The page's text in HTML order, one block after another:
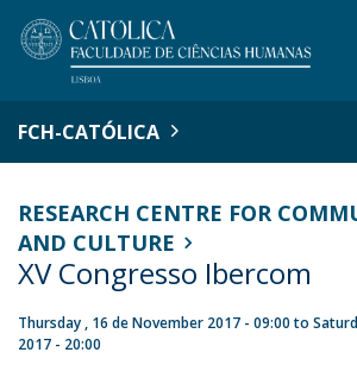
FCH-CATÓLICA
RESEARCH CENTRE FOR
AND CULTURE
XV Congresso Ibercom
Thursday , 16 de November 2017 - 09:00to
2017 - 20:00